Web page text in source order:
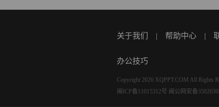
关于我们 | 帮助中心 |
办公技巧
Copyright 2026 XQPPT.COM All Rights
闽ICP备11015312号 闽公网安备